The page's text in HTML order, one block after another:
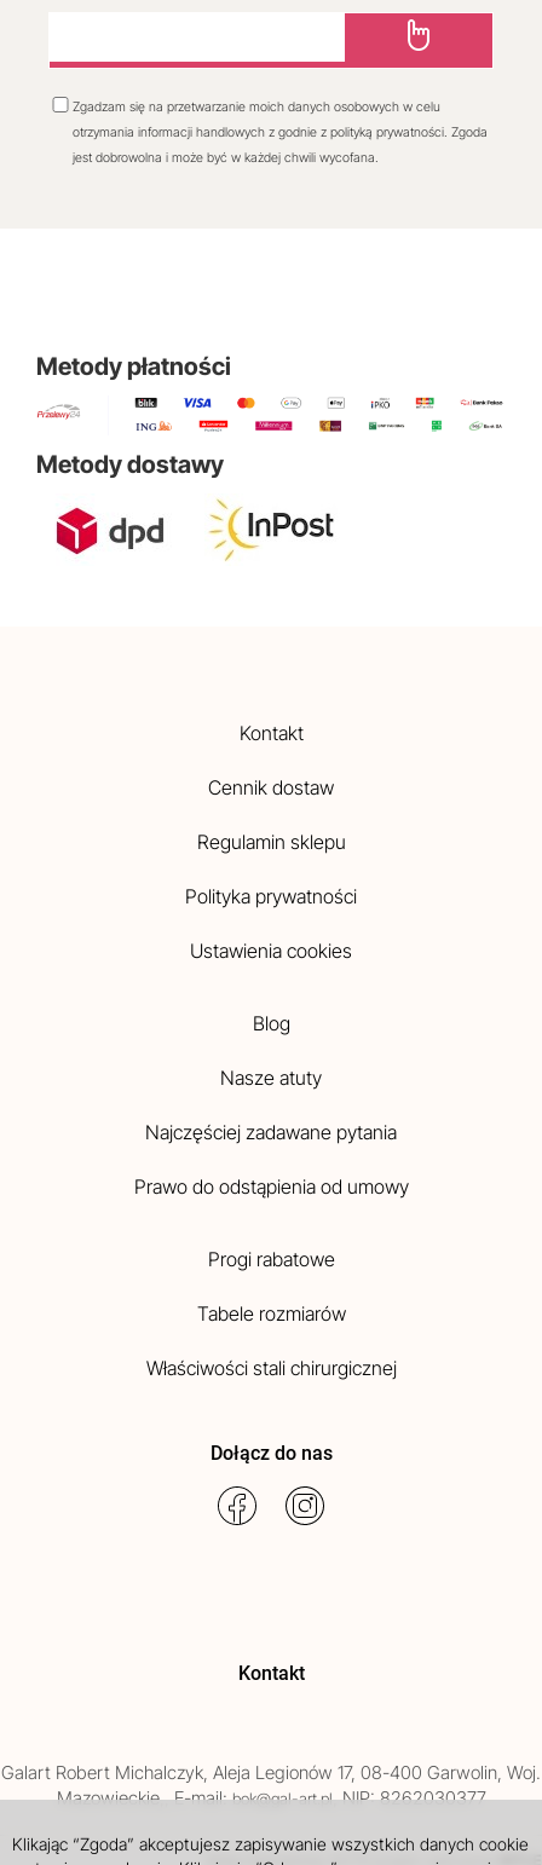
Zgadzam się na przetwarzanie moich danych osobowych w celu
otrzymania informacji handlowych z godnie z polityką prywatności. Zgoda
jest dobrowolna i może być w każdej chwili wycofana.
Metody płatności
Metody dostawy
Kontakt
Cennik dostaw
Regulamin sklepu
Polityka prywatności
Ustawienia cookies
Blog
Nasze atuty
Najczęściej zadawane pytania
Prawo do odstąpienia od umowy
Progi rabatowe
Tabele rozmiarów
Właściwości stali chirurgicznej
Dołącz do nas
Kontakt
Galart Robert Michalczyk, Aleja Legionów 17, 08-400 Garwolin, Woj.
Mazowieckie,, E-mail:bok@gal-art.pl, NIP: 8262030377
Sklep internetowy SOTE projekt i wdrożenie
Klikając “Zgoda” akceptujesz zapisywanie wszystkich danych cookie